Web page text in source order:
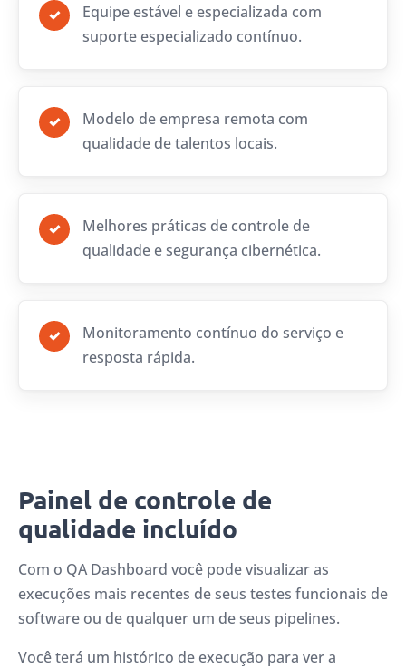
✓
Equipe estável e especializada com
suporte especializado contínuo.
✓
Modelo de empresa remota com
qualidade de talentos locais.
✓
Melhores práticas de controle de
qualidade e segurança cibernética.
✓
Monitoramento contínuo do serviço e
resposta rápida.
Painel de controle de
qualidade incluído
Com o QA Dashboard você pode visualizar as
execuções mais recentes de seus testes funcionais de
software ou de qualquer um de seus pipelines.
Você terá um histórico de execução para ver a